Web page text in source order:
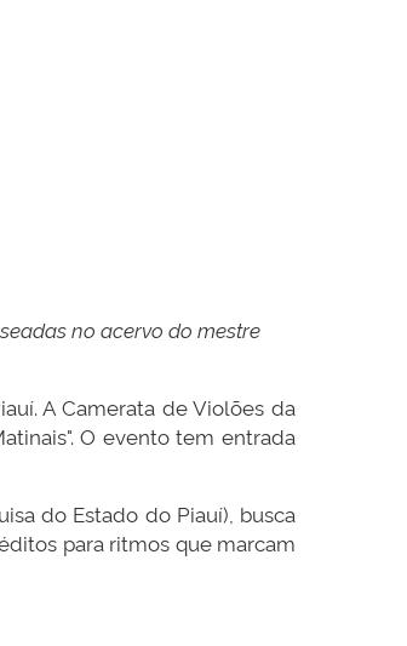
no acervo do mestre
A Camerata de Violões da
O evento tem entrada
do Estado do Piauí), busca
para ritmos que marcam